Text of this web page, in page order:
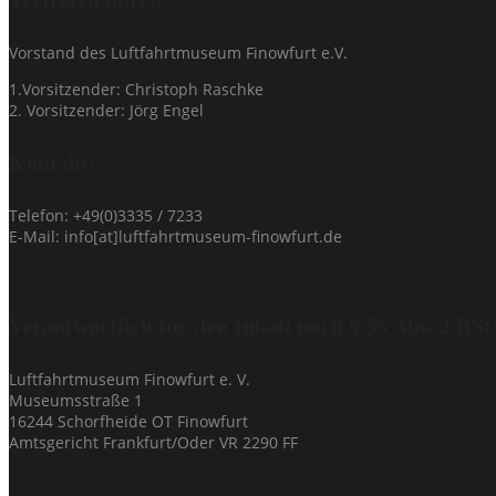
Vorstand des Luftfahrtmuseum Finowfurt e.V.
1.Vorsitzender: Christoph Raschke
2. Vorsitzender: Jörg Engel
Telefon: +49(0)3335 / 7233
E-Mail: info[at]luftfahrtmuseum-finowfurt.de
Luftfahrtmuseum Finowfurt e. V.
Museumsstraße 1
16244 Schorfheide OT Finowfurt
Amtsgericht Frankfurt/Oder VR 2290 FF